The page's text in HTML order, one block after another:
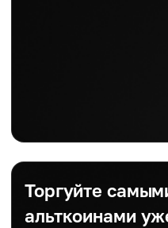
Торгуйте
альткоинами